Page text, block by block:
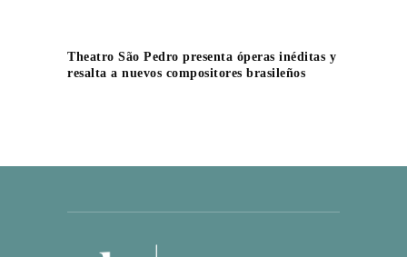
Theatro São Pedro presenta óperas inéditas y
resalta a nuevos compositores brasileños